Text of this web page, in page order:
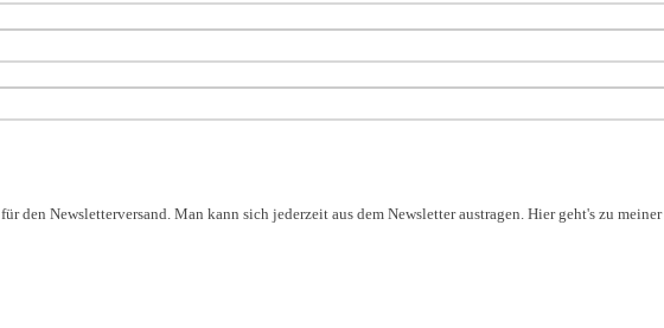
für den Newsletterversand. Man kann sich jederzeit aus dem Newsletter austragen. Hier geht's zu meiner